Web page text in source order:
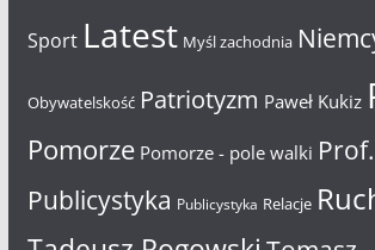
Sport Latest Myśl zachodnia
Obywatelskość Patriotyzm Paweł Kukiz
Pomorze Pomorze - pole walki
Publicystyka Publicystyka Relacje